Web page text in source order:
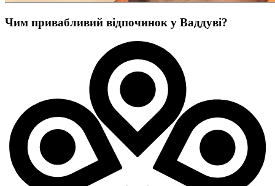
Чим привабливий відпочинок у Ваддуві?